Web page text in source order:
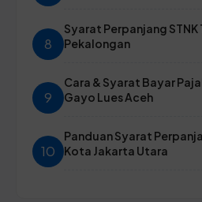
8
Syarat Perpanjang
Pekalongan
9
Cara & Syarat Bayar
Gayo Lues Aceh
10
Panduan Syarat
Kota Jakarta Utara